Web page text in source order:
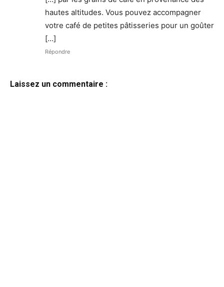
hautes altitudes. Vous pouvez accompagner
votre café de petites pâtisseries pour un goûter
[…]
Répondre
Laissez un commentaire :